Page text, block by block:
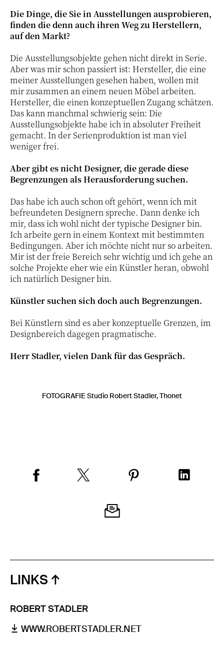
Die Dinge, die Sie in Ausstellungen ausprobieren,
finden die denn auch ihren Weg zu Herstellern,
auf den Markt?
Die Ausstellungsobjekte gehen nicht direkt in Serie.
Aber was mir schon passiert ist: Hersteller, die eine
meiner Ausstellungen gesehen haben, wollen mit
mir zusammen an einem neuen Möbel arbeiten.
Hersteller, die einen konzeptuellen Zugang schätzen.
Das kann manchmal schwierig sein: Die
Ausstellungsobjekte habe ich in absoluter Freiheit
gemacht. In der Serienproduktion ist man viel
weniger frei.
Aber gibt es nicht Designer, die gerade diese
Begrenzungen als Herausforderung suchen.
Das habe ich auch schon oft gehört, wenn ich mit
befreundeten Designern spreche. Dann denke ich
mir, dass ich wohl nicht der typische Designer bin.
Ich arbeite gern in einem Kontext mit bestimmten
Bedingungen. Aber ich möchte nicht nur so arbeiten.
Mir ist der freie Bereich sehr wichtig und ich gehe an
solche Projekte eher wie ein Künstler heran, obwohl
ich natürlich Designer bin.
Künstler suchen sich doch auch Begrenzungen.
Bei Künstlern sind es aber konzeptuelle Grenzen, im
Designbereich dagegen pragmatische.
Herr Stadler, vielen Dank für das Gespräch.
FOTOGRAFIE Studio Robert Stadler, Thonet
LINKS
ROBERT STADLER
WWW.ROBERTSTADLER.NET